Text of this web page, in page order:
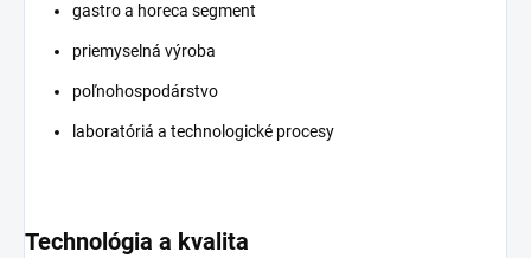
gastro a horeca segment
priemyselná výroba
poľnohospodárstvo
laboratóriá a technologické procesy
Technológia a kvalita